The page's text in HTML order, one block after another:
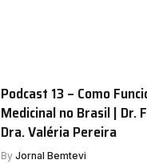
Podcast 13 – Como
Medicinal no Brasil | Dr.
Dra. Valéria Pereira
By Jornal Bemtevi